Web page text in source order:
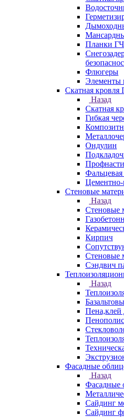
Планки ГЧ
Флюгеры
Элементы
Скатная кровля
Назад
Скатная
Гибкая
Ондулин
Фальцевая
Цементно-
Стеновые
Назад
Стеновые
Кирпич
Стеновые
Сэндвич
Назад
Пена,клей
Фасадные
Назад
Фасадные
Сайдинг
Сайдинг